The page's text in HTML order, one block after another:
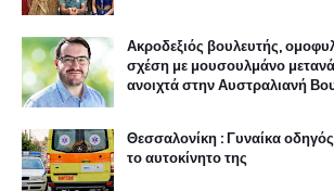
Ακροδεξιός βουλευτής,
σχέση με μουσουλμάνο
ανοιχτά στην Αυστραλιανή
Θεσσαλονίκη : Γυναίκα
το αυτοκίνητο της